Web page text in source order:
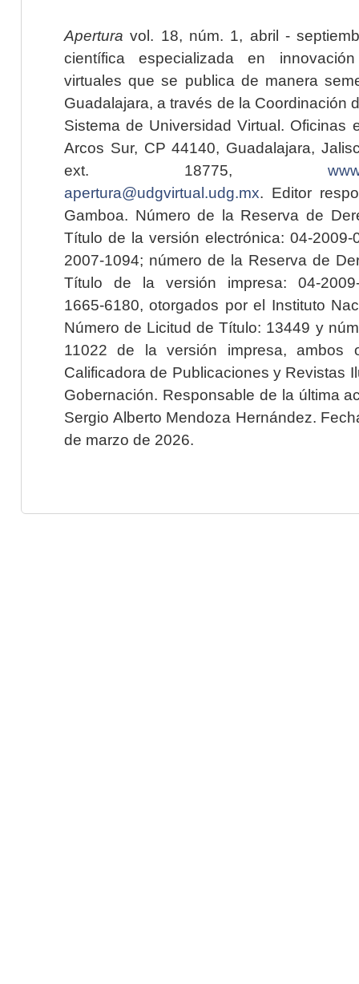
Apertura vol. 18, núm. 1, abril -
científica especializada en
virtuales que se publica de manera
Guadalajara, a través de la Coordinación
Sistema de Universidad Virtual. Oficinas
Arcos Sur, CP 44140, Guadalajara,
ext. 18775,
apertura@udgvirtual.udg.mx. Editor
Gamboa. Número de la Reserva de
Título de la versión electrónica: 04-2009-
2007-1094; número de la Reserva de
Título de la versión impresa: 04-2009-
1665-6180, otorgados por el Instituto
Número de Licitud de Título: 13449 y
11022 de la versión impresa, ambos
Calificadora de Publicaciones y Revistas
Gobernación. Responsable de la última
Sergio Alberto Mendoza Hernández.
de marzo de 2026.